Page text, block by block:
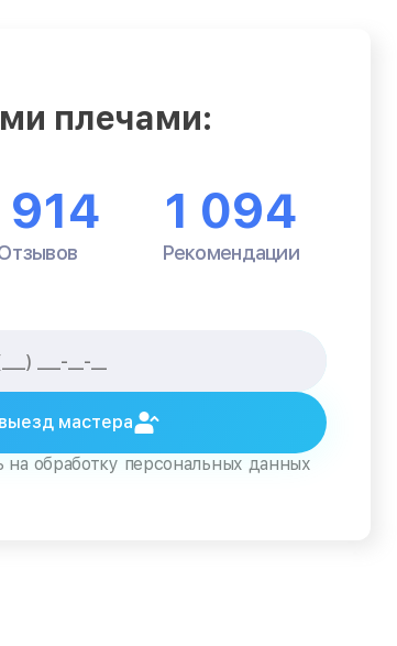
плечами:
914 1 094
Рекомендации
мастера
на обработку персональных данных